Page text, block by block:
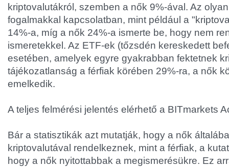
kriptovalutákról, szemben a nők 9%-ával. Az
fogalmakkal kapcsolatban, mint például a
14%-a, míg a nők 24%-a ismerte be, hogy nem
ismeretekkel. Az ETF-ek (tőzsdén kereskedett
esetében, amelyek egyre gyakrabban fektetnek
tájékozatlanság a férfiak körében 29%-ra, a nők
emelkedik.
A teljes felmérési jelentés elérhető a BITmarkets
Bár a statisztikák azt mutatják, hogy a nők
kriptovalutával rendelkeznek, mint a férfiak, a
hogy a nők nyitottabbak a megismerésükre. Ez